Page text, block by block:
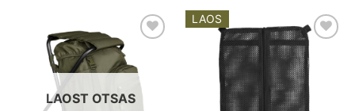
LAOST OTSAS
LAOS
Add to
wishlist